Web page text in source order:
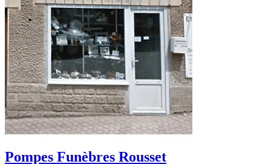
Pompes Funèbres Rousset